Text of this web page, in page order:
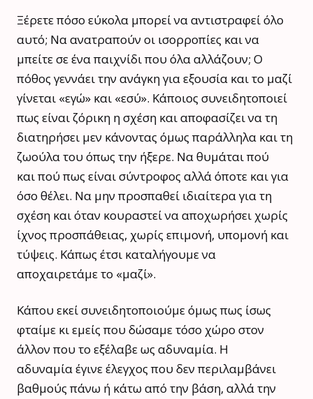
Ξέρετε πόσο εύκολα μπορεί να αντιστραφεί όλο
αυτό; Να ανατραπούν οι ισορροπίες και να
μπείτε σε ένα παιχνίδι που όλα αλλάζουν; Ο
πόθος γεννάει την ανάγκη για εξουσία και το μαζί
γίνεται «εγώ» και «εσύ». Κάποιος συνειδητοποιεί
πως είναι ζόρικη η σχέση και αποφασίζει να τη
διατηρήσει μεν κάνοντας όμως παράλληλα και τη
ζωούλα του όπως την ήξερε. Να θυμάται πού
και πού πως είναι σύντροφος αλλά όποτε και για
όσο θέλει. Να μην προσπαθεί ιδιαίτερα για τη
σχέση και όταν κουραστεί να αποχωρήσει χωρίς
ίχνος προσπάθειας, χωρίς επιμονή, υπομονή και
τύψεις. Κάπως έτσι καταλήγουμε να
αποχαιρετάμε το «μαζί».
Κάπου εκεί συνειδητοποιούμε όμως πως ίσως
φταίμε κι εμείς που δώσαμε τόσο χώρο στον
άλλον που το εξέλαβε ως αδυναμία. Η
αδυναμία έγινε έλεγχος που δεν περιλαμβάνει
βαθμούς πάνω ή κάτω από την βάση, αλλά την